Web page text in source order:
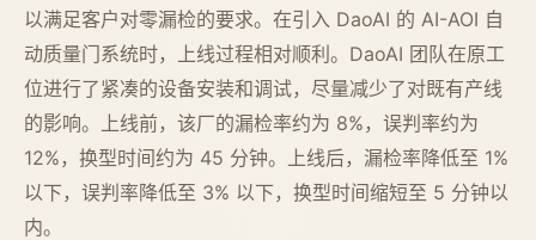
以满足客户对零漏检的要求。在引入 DaoAI 的 AI-AOI 自
动质量门系统时，上线过程相对顺利。DaoAI 团队在原工
位进行了紧凑的设备安装和调试，尽量减少了对既有产线
的影响。上线前，该厂的漏检率约为 8%，误判率约为
12%，换型时间约为 45 分钟。上线后，漏检率降低至 1%
以下，误判率降低至 3% 以下，换型时间缩短至 5 分钟以
内。